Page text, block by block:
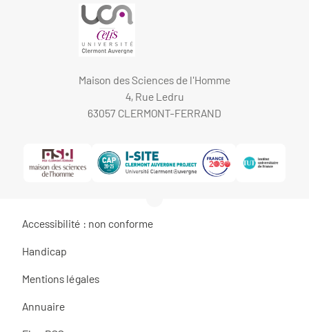
Maison des Sciences de l'Homme
4, Rue Ledru
63057 CLERMONT-FERRAND
Accessibilité : non conforme
Handicap
Mentions légales
Annuaire